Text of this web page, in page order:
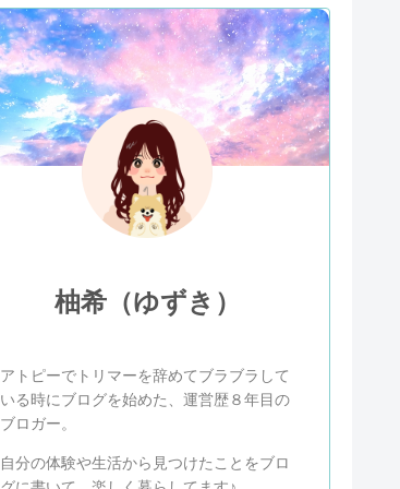
柚希（ゆずき）
アトピーでトリマーを辞めてブラブラして
いる時にブログを始めた、運営歴８年目の
ブロガー。
自分の体験や生活から見つけたことをブロ